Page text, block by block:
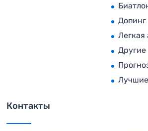
Допинг
Легкая
Другие
Контакты